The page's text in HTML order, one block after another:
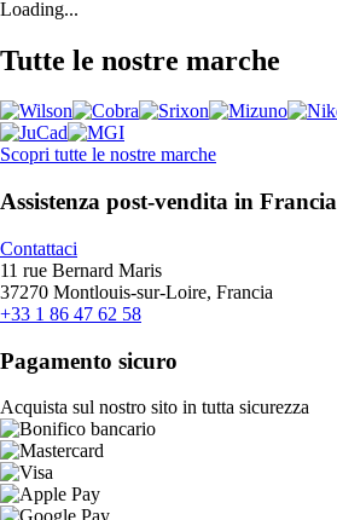
Loading...
Tutte le nostre marche
Scopri tutte le nostre marche
Assistenza post-vendita in Francia
Contattaci
11 rue Bernard Maris
37270 Montlouis-sur-Loire, Francia
+33 1 86 47 62 58
Pagamento sicuro
Acquista sul nostro sito in tutta sicurezza